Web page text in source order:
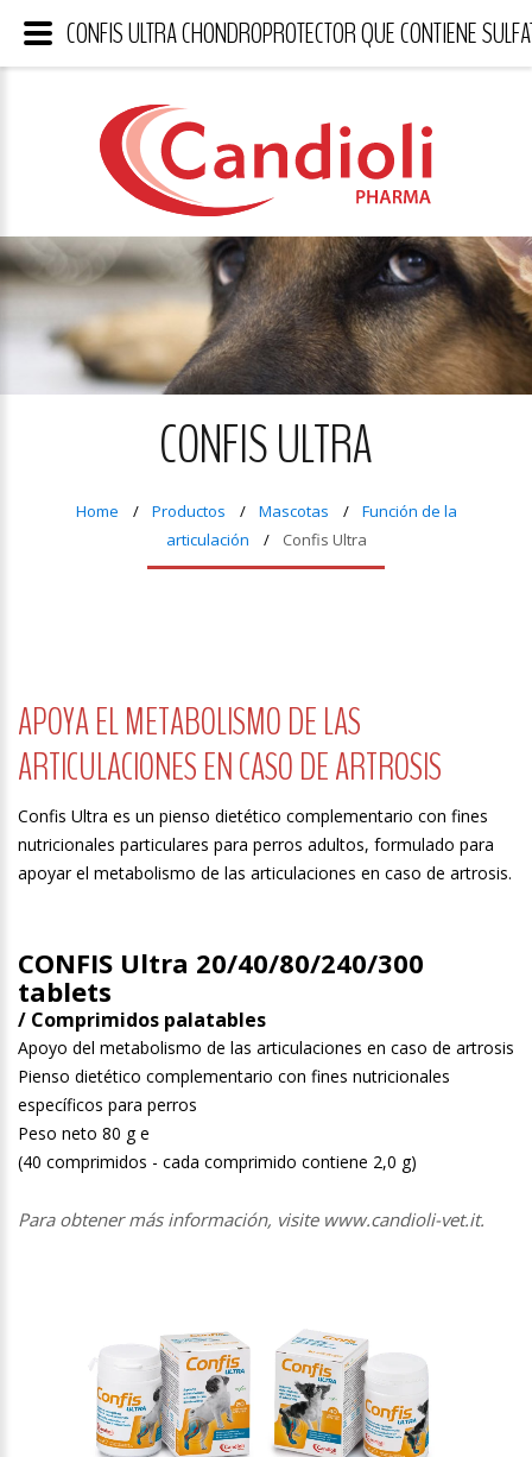
CONFIS ULTRA
Home Productos Mascotas
Función de la
articulación
Confis Ultra
APOYA EL METABOLISMO DE LAS
ARTICULACIONES EN CASO DE ARTROSIS
Confis Ultra es un pienso dietético complementario con fines
nutricionales particulares para perros adultos, formulado para
apoyar el metabolismo de las articulaciones en caso de artrosis.
CONFIS Ultra 20/40/80/240/300
tablets
/ Comprimidos palatables
Apoyo del metabolismo de las articulaciones en caso de artrosis
Pienso dietético complementario con fines nutricionales
específicos para perros
Peso neto 80 g e
(40 comprimidos - cada comprimido contiene 2,0 g)
Para obtener más información, visite www.candioli-vet.it.
CONFIS ULTRA CHONDROPROTECTOR QUE CONTIENE